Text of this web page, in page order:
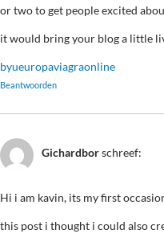
or two to get people excited
it would bring your blog a little
byueuropaviagraonline
Beantwoorden
Gichardborschreef:
Hi i am kavin, its my first
this post i thought i could also